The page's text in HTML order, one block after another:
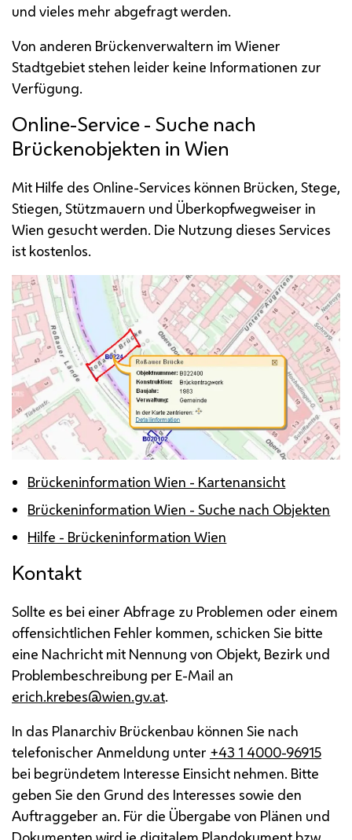
und vieles mehr abgefragt werden.
Von anderen Brückenverwaltern im Wiener
Stadtgebiet stehen leider keine Informationen zur
Verfügung.
Online-Service- Suche nach
Brückenobjekten in Wien
Mit Hilfe des Online-Services können Brücken, Stege,
Stiegen, Stützmauern und Überkopfwegweiser in
Wien gesucht werden. Die Nutzung dieses Services
ist kostenlos.
Brückeninformation Wien - Kartenansicht
Brückeninformation Wien - Suche nach Objekten
Hilfe - Brückeninformation Wien
Kontakt
Sollte es bei einer Abfrage zu Problemen oder einem
offensichtlichen Fehler kommen, schicken Sie bitte
eine Nachricht mit Nennung von Objekt, Bezirk und
Problembeschreibung per E-Mail an
erich.krebes@wien.gv.at.
In das Planarchiv Brückenbau können Sie nach
telefonischer Anmeldung unter +43 1 4000-96915
bei begründetem Interesse Einsicht nehmen. Bitte
geben Sie den Grund des Interesses sowie den
Auftraggeber an. Für die Übergabe von Plänen und